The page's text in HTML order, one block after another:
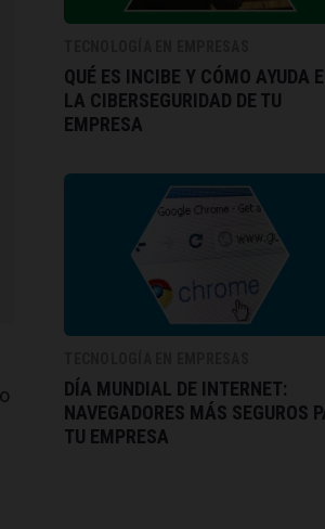
QUÉ ES INCIBE Y CÓMO AYUDA
LA CIBERSEGURIDAD DE TU
EMPRESA
DÍA MUNDIAL DE INTERNET:
NAVEGADORES MÁS SEGUROS
TU EMPRESA